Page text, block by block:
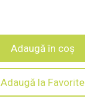
Adaugă în coș
Adaugă la Favorite